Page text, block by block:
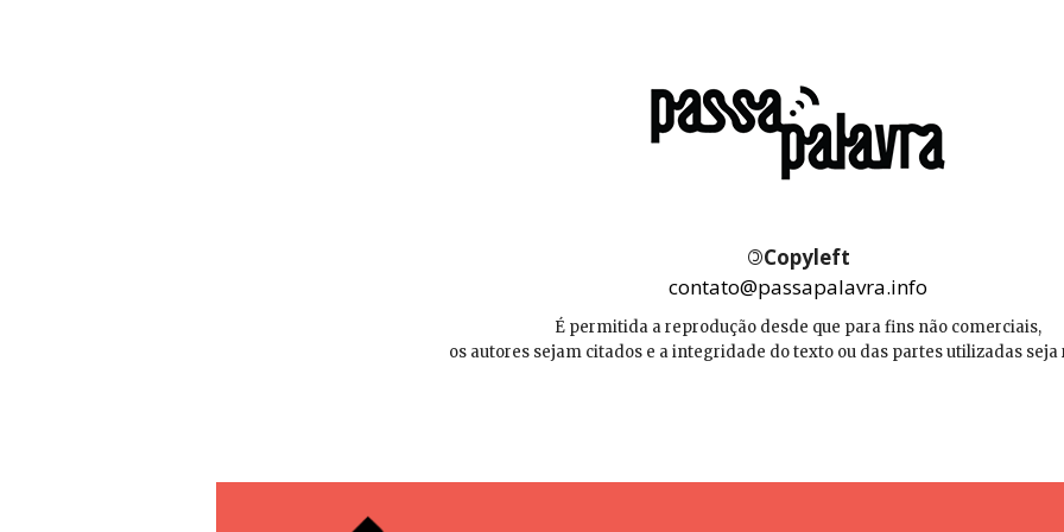
©Copyleft
contato@passapalavra.info
É permitida a reprodução desde que para fins não comerciais,
os autores sejam citados e a integridade do texto ou das partes utilizadas